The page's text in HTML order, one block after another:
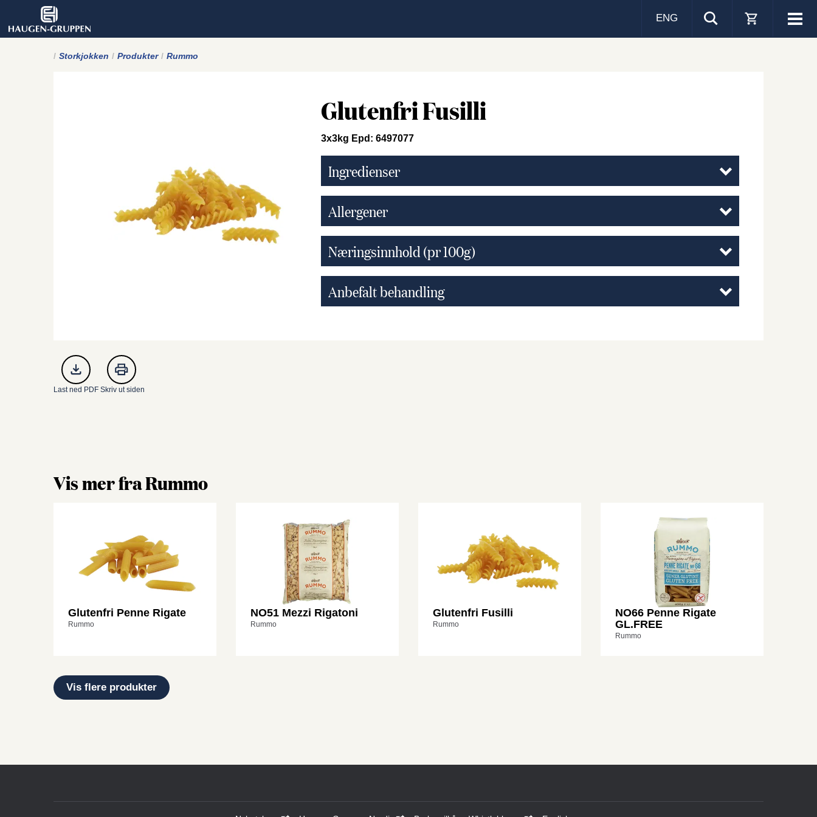
Visa
ENG
Storkjokken Produkter Rummo
Glutenfri Fusilli
3x3kg Epd: 6497077
Ingredienser
Allergener
Næringsinnhold (pr 100g)
Anbefalt behandling
Last ned PDF Skriv ut siden
Vis mer fra Rummo
Glutenfri Penne Rigate
Rummo
NO51 Mezzi Rigatoni
Rummo
Glutenfri Fusilli
Rummo
NO66 Penne Rigate
GL.FREE
Rummo
Vis flere produkter